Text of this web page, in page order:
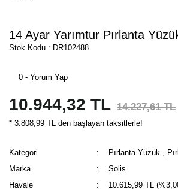
14 Ayar Yarımtur Pırlanta
Stok Kodu : DR102488
0 - Yorum Yap
10.944,32 TL 14.227,61 TL
* 3.808,99 TL den başlayan taksitlerle!
Kategori Pırlanta Yüzük
Marka
Solis
Havale
10.615,99 TL